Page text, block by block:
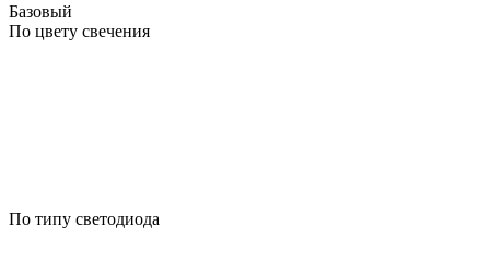
Базовый
По цвету свечения
По типу светодиода